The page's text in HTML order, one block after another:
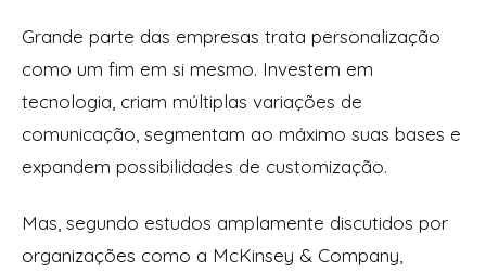
Grande parte das empresas trata personalização
como um fim em si mesmo. Investem em
tecnologia, criam múltiplas variações de
comunicação, segmentam ao máximo suas bases e
expandem possibilidades de customização.
Mas, segundo estudos amplamente discutidos por
organizações como a McKinsey & Company,